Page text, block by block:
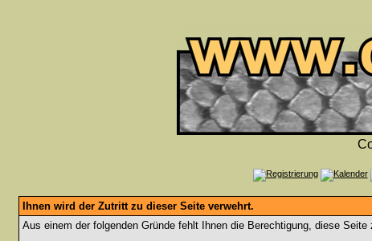
Ihnen wird der Zutritt zu dieser Seite verwehrt.
Aus einem der folgenden Gründe fehlt Ihnen die Berechtigung, diese Seite